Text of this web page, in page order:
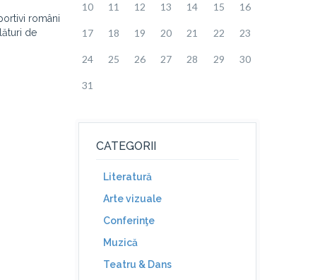
români
de
10 11 12 13 14 15 16
17 18 19 20 21 22 23
24 25 26 27 28 29 30
31
CATEGORII
Literatură
Arte vizuale
Conferinţe
Muzică
Teatru & Dans